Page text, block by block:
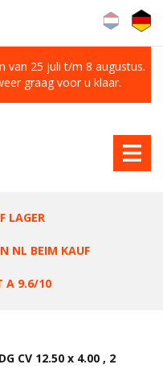
van 25 juli t/m 8 augustus.
graag voor u klaar.
LAGER
NL BEIM KAUF
A 9.6/10
CV 12.50 x 4.00 , 2